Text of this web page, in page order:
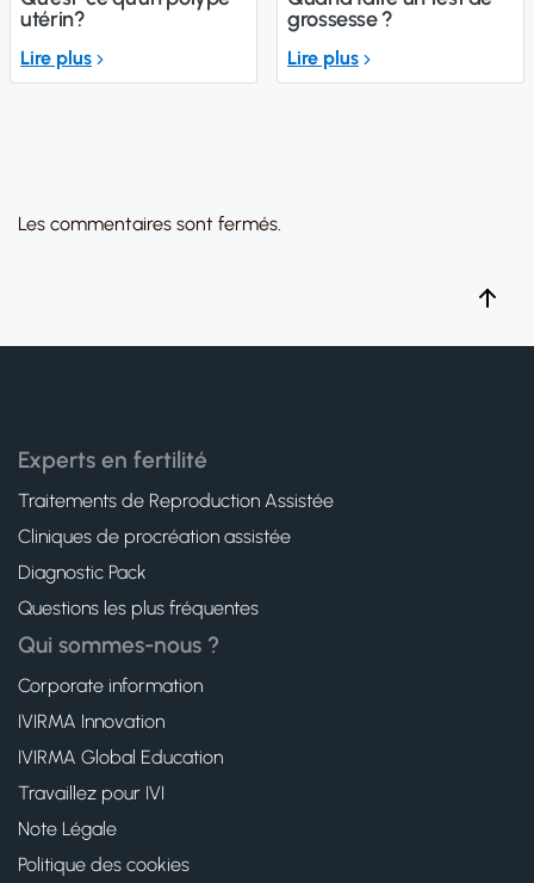
utérin?
Lire plus
grossesse ?
Lire plus
Les commentaires sont fermés.
Experts en fertilité
Traitements de Reproduction Assistée
Cliniques de procréation assistée
Diagnostic Pack
Questions les plus fréquentes
Qui sommes-nous ?
Corporate information
IVIRMA Innovation
IVIRMA Global Education
Travaillez pour IVI
Note Légale
Politique des cookies